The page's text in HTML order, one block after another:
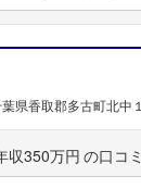
県香取郡多古町北中
収350万円